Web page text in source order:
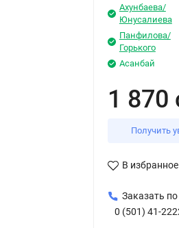
Ахунбаева/
Юнусалиева
Панфилова/
Горького
Асанбай
1 870
Получить
В избранное
Заказать
0 (501) 41-